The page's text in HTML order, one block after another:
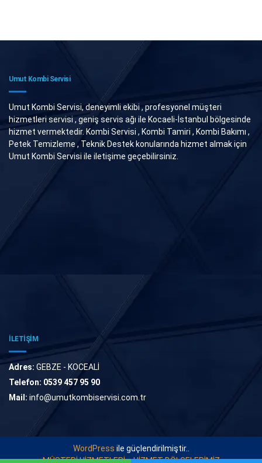
Umut Kombi Servisi
Umut Kombi Servisi, deneyimli ekibi , profesyonel müşteri
hizmetleri servisi , geniş servis ağı ile Kocaeli-İstanbul bölgesinde
hizmet vermektedir. Kombi Servisi , Kombi Tamiri , Kombi Bakımı ,
Petek Temizleme , Teknik Destek konularında hizmet almak için
Umut Kombi Servisi ile iletişime geçebilirsiniz.
İLETİŞİM
Adres: GEBZE - KOCEALİ
Telefon: 0539 457 95 90
Mail: info@umutkombiservisi.com.tr
WordPress ile güçlendirilmiştir..
MÜŞTERİ HİZMETLERİ
HİZMET BÖLGELERİMİZ